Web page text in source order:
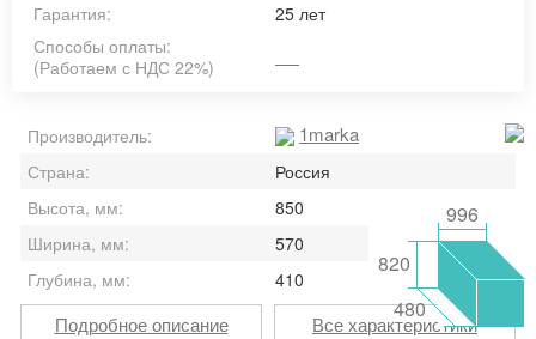
Гарантия:
25 лет
Способы оплаты:
(Работаем с НДС 22%)
Производитель: 1marka
Страна:
Россия
Высота, мм:
850
Ширина, мм:
570
Глубина, мм:
410
820
996
480
Подробное описание
Все характеристики